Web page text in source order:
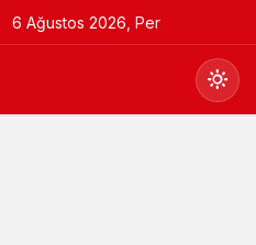
6 Ağustos 2026, Per